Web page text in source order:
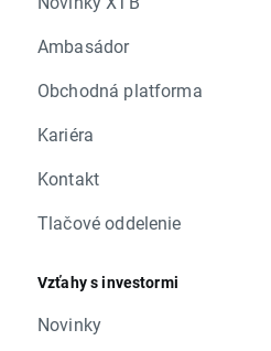
Ambasádor
Obchodná platforma
Kariéra
Kontakt
Tlačové oddelenie
Vzťahy s investormi
Novinky